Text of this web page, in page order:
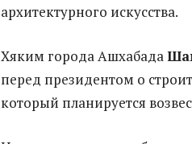
архитектурного искусства.
Хяким города Ашхабада
перед президентом о
который планируется